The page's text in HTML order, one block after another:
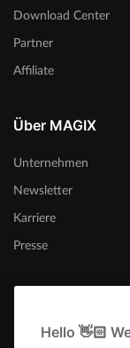
Download Center
Partner
Affiliate
Über MAGIX
Unternehmen
Newsletter
Karriere
Presse
Hello 👋🏻